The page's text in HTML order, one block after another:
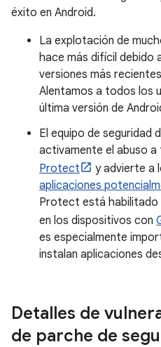
éxito en Android.
La explotación de
hace más difícil debido
versiones más
Alentamos a todos los
última versión de
El equipo de seguridad
activamente el abuso a
Protect
y advierte a
aplicaciones
Protect está habilitado
en los dispositivos con
es especialmente
instalan aplicaciones
Detalles de
de parche de